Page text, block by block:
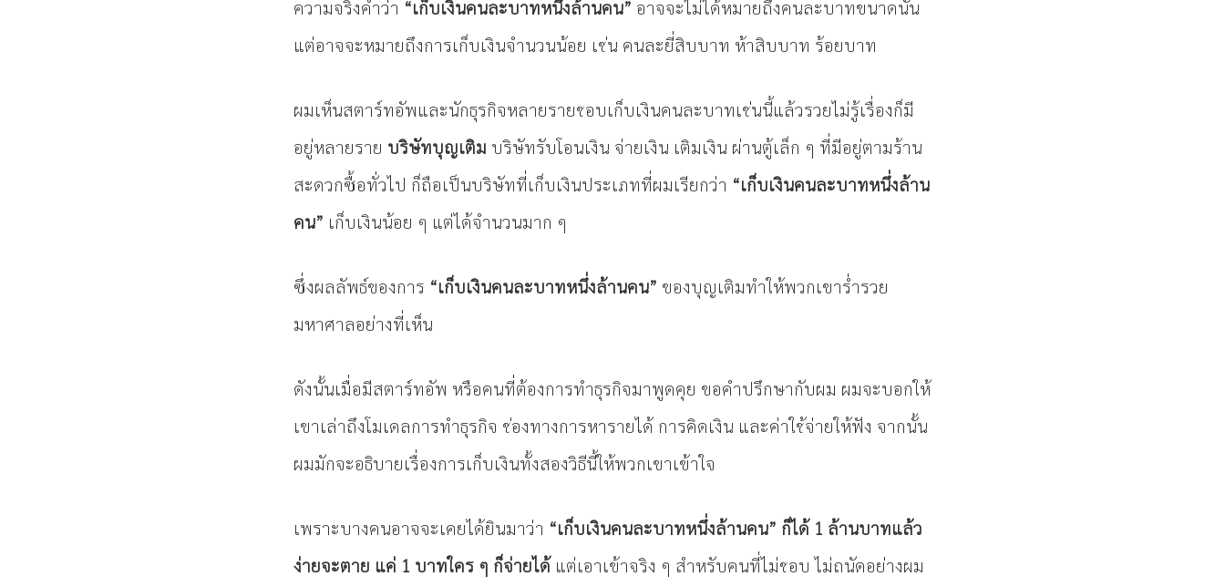
ความจริงคำว่า “เก็บเงินคนละบาทหนึ่งล้านคน” อาจจะไม่ได้หมายถึงคนละบาทขนาดนั้น
แต่อาจจะหมายถึงการเก็บเงินจำนวนน้อย เช่น คนละยี่สิบบาท ห้าสิบบาท ร้อยบาท
ผมเห็นสตาร์ทอัพและนักธุรกิจหลายรายชอบเก็บเงินคนละบาทเช่นนี้แล้วรวยไม่รู้เรื่องก็มี
อยู่หลายราย บริษัทบุญเติม บริษัทรับโอนเงิน จ่ายเงิน เติมเงิน ผ่านตู้เล็ก ๆ ที่มีอยู่ตามร้าน
สะดวกซื้อทั่วไป ก็ถือเป็นบริษัทที่เก็บเงินประเภทที่ผมเรียกว่า “เก็บเงินคนละบาทหนึ่งล้าน
คน” เก็บเงินน้อย ๆ แต่ได้จำนวนมาก ๆ
ซึ่งผลลัพธ์ของการ “เก็บเงินคนละบาทหนึ่งล้านคน” ของบุญเติมทำให้พวกเขาร่ำรวย
มหาศาลอย่างที่เห็น
ดังนั้นเมื่อมีสตาร์ทอัพ หรือคนที่ต้องการทำธุรกิจมาพูดคุย ขอคำปรึกษากับผม ผมจะบอกให้
เขาเล่าถึงโมเดลการทำธุรกิจ ช่องทางการหารายได้ การคิดเงิน และค่าใช้จ่ายให้ฟัง จากนั้น
ผมมักจะอธิบายเรื่องการเก็บเงินทั้งสองวิธีนี้ให้พวกเขาเข้าใจ
เพราะบางคนอาจจะเคยได้ยินมาว่า “เก็บเงินคนละบาทหนึ่งล้านคน” ก็ได้ 1 ล้านบาทแล้ว
ง่ายจะตาย แค่ 1 บาทใคร ๆ ก็จ่ายได้แต่เอาเข้าจริง ๆ สำหรับคนที่ไม่ชอบ ไม่ถนัดอย่างผม